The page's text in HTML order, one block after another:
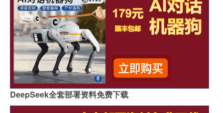
DeepSeek全套部署资料免费下载